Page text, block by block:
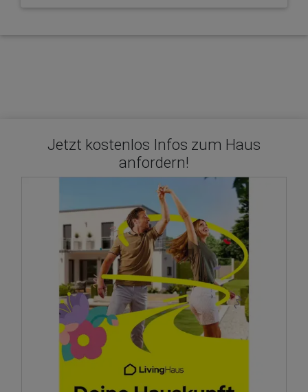
Jetzt kostenlos Infos zum Haus
anfordern!